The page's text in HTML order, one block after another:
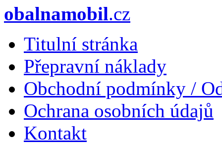
obalnamobil.cz
Titulní stránka
Přepravní náklady
Obchodní podmínky /
Ochrana osobních údajů
Kontakt